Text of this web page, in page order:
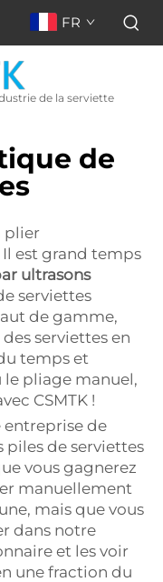
FR
de la serviette
de
plier
est grand temps
ultrasons
serviettes
de gamme,
serviettes en
temps et
pliage manuel,
CSMTK !
entreprise de
piles de serviettes
vous gagnerez
manuellement
mais que vous
dans notre
et les voir
une fraction du